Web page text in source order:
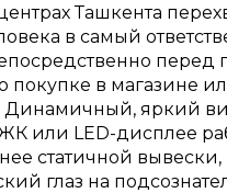
Ташкента
в самый
перед
покупке в магазине
Динамичный, яркий
или LED-дисплее
статичной вывески,
глаз на